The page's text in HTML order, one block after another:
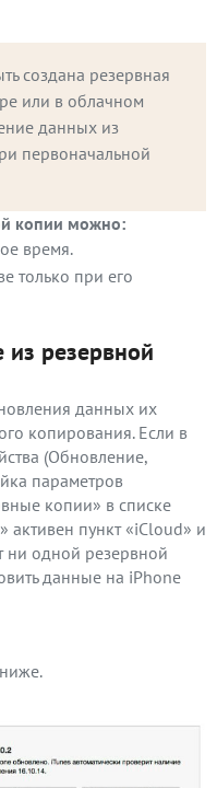
создана резервная
или в облачном
данных из
первоначальной
копии можно:
время.
только при его
из резервной
данных их
копирования. Если в
(Обновление,
параметров
копии» в списке
активен пункт «iCloud» и
ни одной резервной
данные на iPhone